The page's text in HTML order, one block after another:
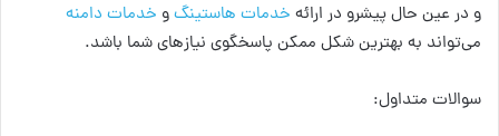
و در عین حال پیشرو در ارائه خدمات هاستینگو خدمات دامنه
می‌تواند به بهترین شکل ممکن پاسخگوی نیازهای شما باشد.
سوالات متداول: